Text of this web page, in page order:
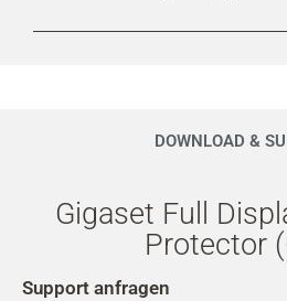
DOWNLOAD &
Gigaset Full
Protector
Support anfragen